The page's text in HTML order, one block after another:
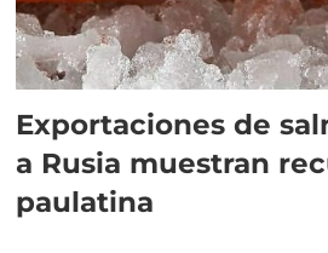
Exportaciones de
a Rusia muestran
paulatina